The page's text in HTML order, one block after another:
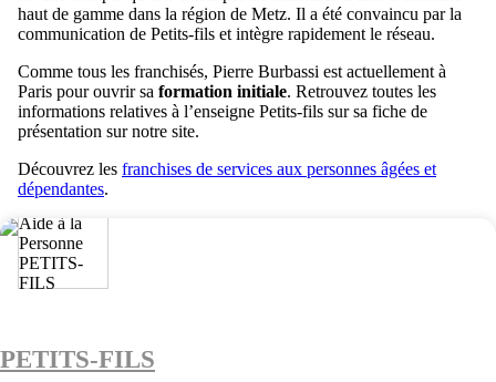
haut de gamme dans la région de Metz. Il a été convaincu par la
communication de Petits-fils et intègre rapidement le réseau.
Comme tous les franchisés, Pierre Burbassi est actuellement à
Paris pour ouvrir sa formation initiale. Retrouvez toutes les
informations relatives à l’enseigne Petits-fils sur sa fiche de
présentation sur notre site.
Découvrez les franchises de services aux personnes âgées et
dépendantes.
PETITS-FILS